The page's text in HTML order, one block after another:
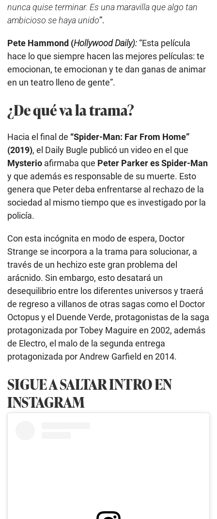
nunca quise terminar. Es una maravilla que algo tan
ambicioso se haya unido”.
Pete Hammond (Hollywood Daily): “Esta película
hace lo que siempre hacen las mejores películas: te
emocionan, te emocionan y te dan ganas de animar
en un teatro lleno de gente”.
¿De qué va la trama?
Hacia el final de “Spider-Man: Far From Home”
(2019), el Daily Bugle publicó un video en el que
Mysterio afirmaba que Peter Parker es Spider-Man
y que además es responsable de su muerte. Esto
genera que Peter deba enfrentarse al rechazo de la
sociedad al mismo tiempo que es investigado por la
policía.
Con esta incógnita en modo de espera, Doctor
Strange se incorpora a la trama para solucionar, a
través de un hechizo este gran problema del
arácnido. Sin embargo, esto desatará un
desequilibrio entre los diferentes universos y traerá
de regreso a villanos de otras sagas como el Doctor
Octopus y el Duende Verde, protagonistas de la saga
protagonizada por Tobey Maguire en 2002, además
de Electro, el malo de la segunda entrega
protagonizada por Andrew Garfield en 2014.
SIGUE A SALTAR INTRO EN
INSTAGRAM